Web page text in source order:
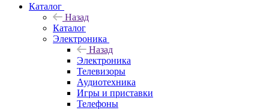
Каталог
Назад
Каталог
Электроника
Назад
Электроника
Телевизоры
Аудиотехника
Игры и приставки
Телефоны